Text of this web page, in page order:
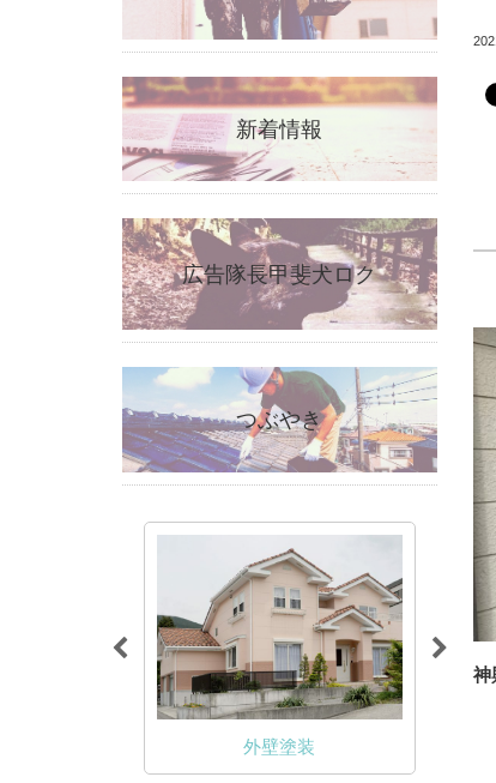
神
新着情報
広告隊長甲斐犬ロク
つぶやき
外壁塗装